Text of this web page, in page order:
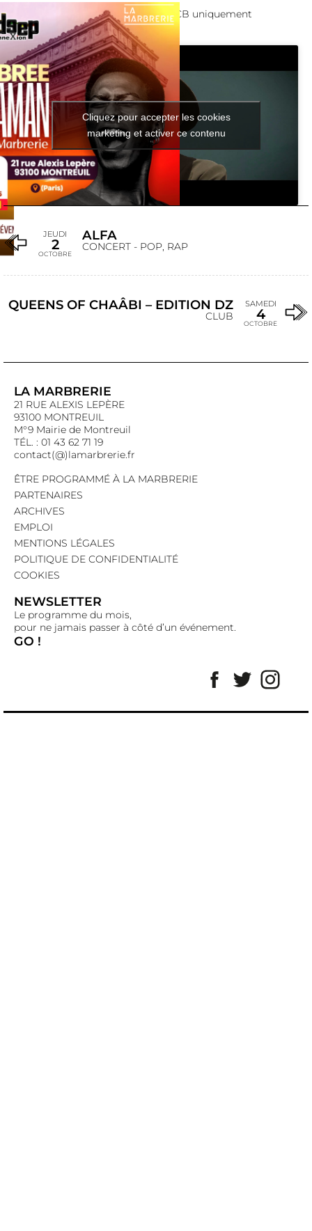
Paiement bar et cantine en CB uniquement
Cliquez pour accepter les cookies
marketing et activer ce contenu
JEUDI
2
OCTOBRE
ALFA
CONCERT - POP, RAP
QUEENS OF CHAÂBI – EDITION DZ
CLUB
SAMEDI
4
OCTOBRE
LA MARBRERIE
21 RUE ALEXIS LEPÈRE
93100 MONTREUIL
M°9 Mairie de Montreuil
TÉL. : 01 43 62 71 19
contact(@)lamarbrerie.fr
ÊTRE PROGRAMMÉ À LA MARBRERIE
PARTENAIRES
ARCHIVES
EMPLOI
MENTIONS LÉGALES
POLITIQUE DE CONFIDENTIALITÉ
COOKIES
NEWSLETTER
Le programme du mois,
pour ne jamais passer à côté d’un événement.
GO !
Facebook
Twitter